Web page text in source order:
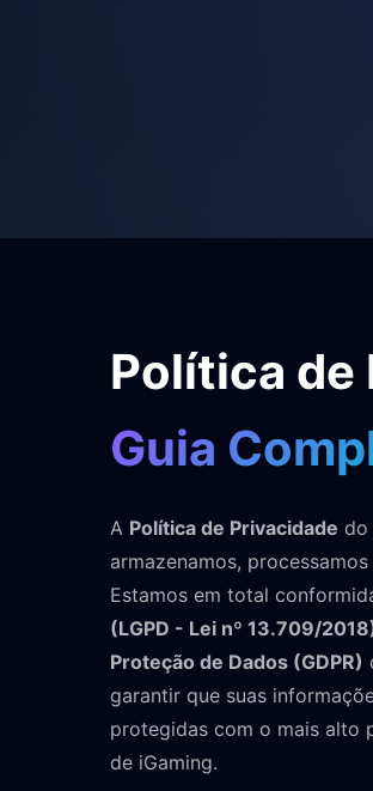
Política de
Guia
A Política de Privacidade do
armazenamos,
Estamos em total
(LGPD - Lei nº 13.709/
Proteção de Dados (GDPR)
garantir que suas
protegidas com o mais alto
de iGaming.